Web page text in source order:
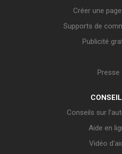
Créer une
Supports de
Publicité
Presse
Conseils sur
Aide en
Vidéo